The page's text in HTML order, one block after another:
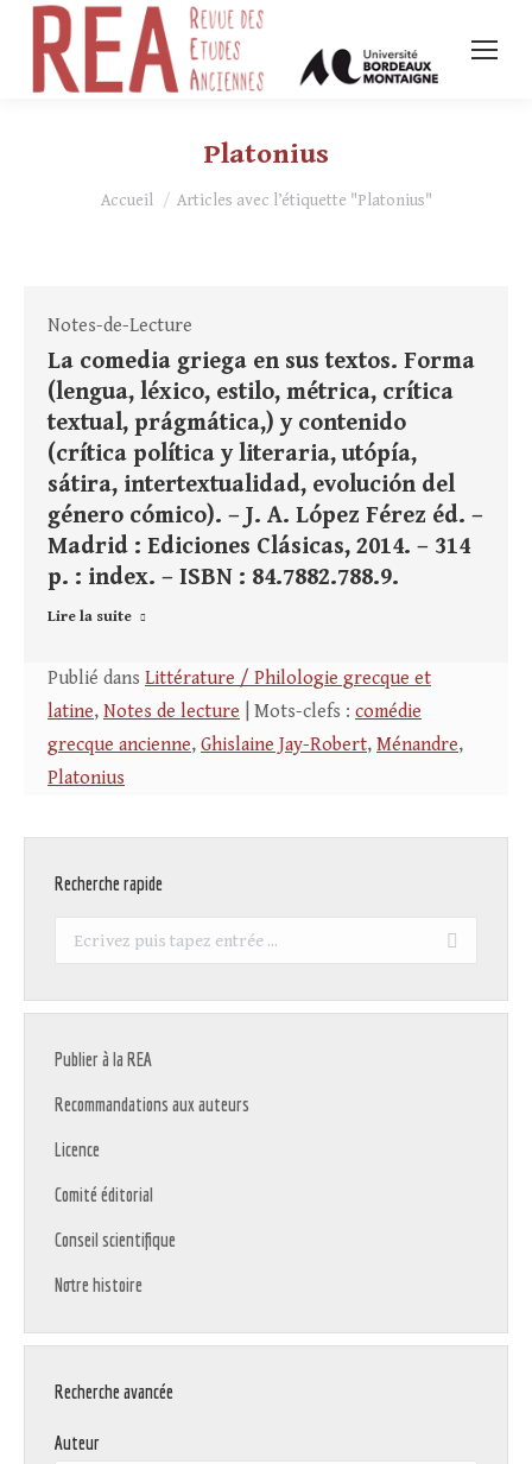
Platonius
Vous êtes ici :
Accueil Articles avec l’étiquette "Platonius"
Notes-de-Lecture
La comedia griega en sus textos. Forma
(lengua, léxico, estilo, métrica, crítica
textual, prágmática,) y contenido
(crítica política y literaria, utópía,
sátira, intertextualidad, evolución del
género cómico). – J. A. López Férez éd. –
Madrid : Ediciones Clásicas, 2014. – 314
p. : index. – ISBN : 84.7882.788.9.
Lire la suite
Publié dans Littérature / Philologie grecque et
latine, Notes de lecture | Mots-clefs : comédie
grecque ancienne, Ghislaine Jay-Robert, Ménandre,
Platonius
Recherche rapide
Recherche
Publier à la REA
Recommandations aux auteurs
Licence
Comité éditorial
Conseil scientifique
Notre histoire
Recherche avancée
Auteur